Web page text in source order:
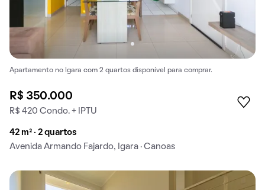
Apartamento no Igara com 2 quartos disponível para comprar.
R$ 350.000
R$ 420 Condo. + IPTU
42 m² · 2 quartos
Avenida Armando Fajardo, Igara · Canoas